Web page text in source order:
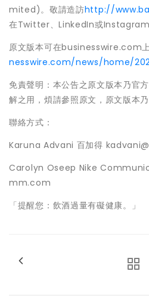
mited)。敬請造訪http://
在Twitter、LinkedIn或Instagram
原文版本可在businesswire.com
nesswire.com/news/home/
免責聲明：本公告之原文版本乃官
解之用，煩請參照原文，原文版本
聯絡方式：
Karuna Advani 百加得
Carolyn Oseep Nike
mm.com
「提醒您：飲酒過量有礙健康。」